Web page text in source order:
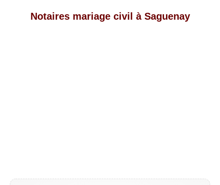
LAVALNotaires mariage civil à Saguenay